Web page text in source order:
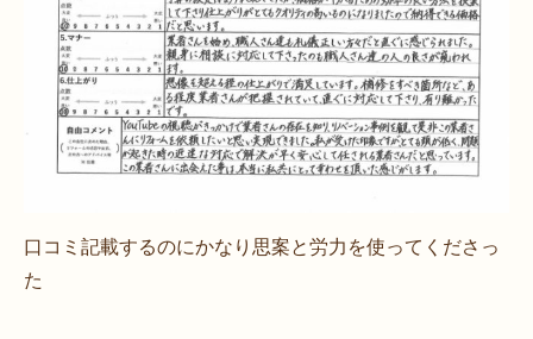
口コミ記載するのにかなり思案と労力を使ってくださっ
た